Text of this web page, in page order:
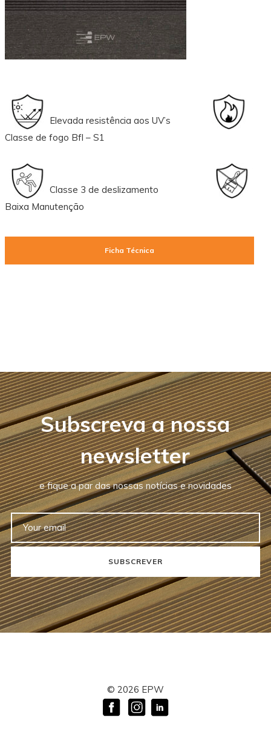
Elevada resistência aos UV’s
Classe de fogo Bfl – S1
Classe 3 de deslizamento
Baixa Manutenção
Ficha Técnica
Subscreva a nossa
newsletter
e fique a par das nossas notícias e novidades
SUBSCREVER
© 2026 EPW